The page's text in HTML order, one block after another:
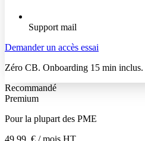
Support mail
Demander un accès essai
Zéro CB. Onboarding 15 min inclus.
Recommandé
Premium
Pour la plupart des PME
49,99 € / mois HT